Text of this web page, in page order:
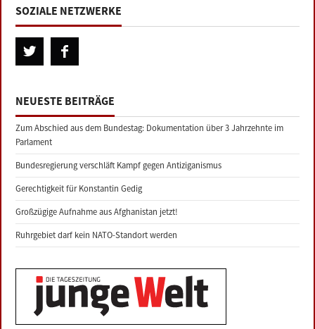
SOZIALE NETZWERKE
NEUESTE BEITRÄGE
Zum Abschied aus dem Bundestag: Dokumentation über 3 Jahrzehnte im
Parlament
Bundesregierung verschläft Kampf gegen Antiziganismus
Gerechtigkeit für Konstantin Gedig
Großzügige Aufnahme aus Afghanistan jetzt!
Ruhrgebiet darf kein NATO-Standort werden